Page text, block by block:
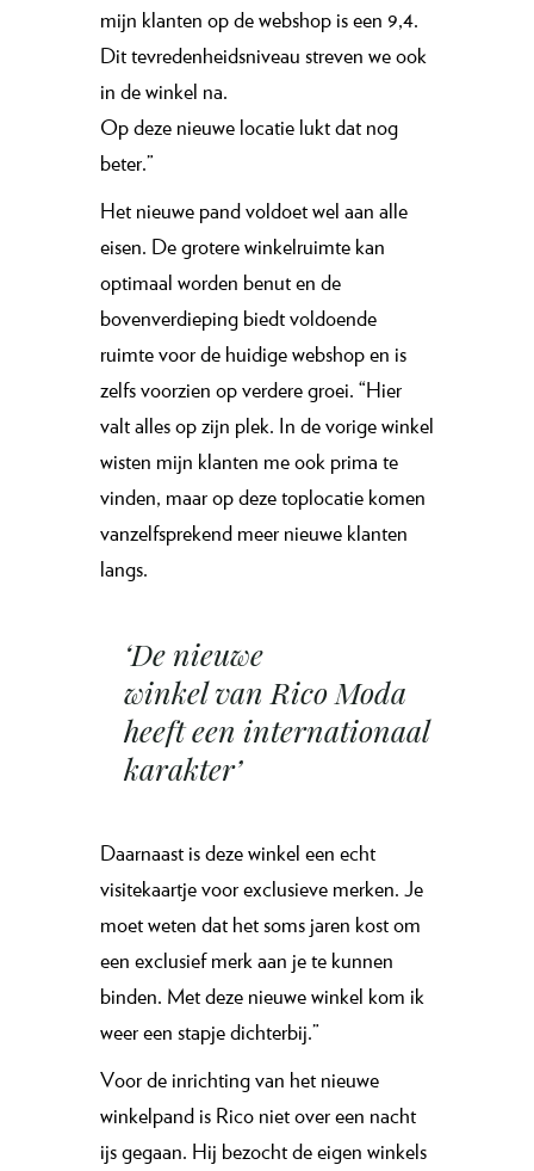
mijn klanten op de webshop is een 9,4.
Dit tevredenheidsniveau streven we ook
in de winkel na.
Op deze nieuwe locatie lukt dat nog
beter.”
Het nieuwe pand voldoet wel aan alle
eisen. De grotere winkelruimte kan
optimaal worden benut en de
bovenverdieping biedt voldoende
ruimte voor de huidige webshop en is
zelfs voorzien op verdere groei. “Hier
valt alles op zijn plek. In de vorige winkel
wisten mijn klanten me ook prima te
vinden, maar op deze toplocatie komen
vanzelfsprekend meer nieuwe klanten
langs.
‘De nieuwe
winkel van Rico Moda
heeft een internationaal
karakter’
Daarnaast is deze winkel een echt
visitekaartje voor exclusieve merken. Je
moet weten dat het soms jaren kost om
een exclusief merk aan je te kunnen
binden. Met deze nieuwe winkel kom ik
weer een stapje dichterbij.”
Voor de inrichting van het nieuwe
winkelpand is Rico niet over een nacht
ijs gegaan. Hij bezocht de eigen winkels